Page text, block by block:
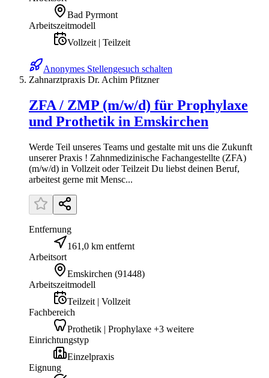
Bad Pyrmont
Arbeitszeitmodell
Vollzeit | Teilzeit
Anonymes Stellengesuch schalten
Zahnarztpraxis Dr. Achim Pfitzner
ZFA / ZMP (m/w/d) für Prophylaxe
und Prothetik in Emskirchen
Werde Teil unseres Teams und gestalte mit uns die Zukunft
unserer Praxis ! Zahnmedizinische Fachangestellte (ZFA)
(m/w/d) in Vollzeit oder Teilzeit Du liebst deinen Beruf,
arbeitest gerne mit Mensc...
Entfernung
161,0 km entfernt
Arbeitsort
Emskirchen (91448)
Arbeitszeitmodell
Teilzeit | Vollzeit
Fachbereich
Prothetik | Prophylaxe +3 weitere
Einrichtungstyp
Einzelpraxis
Eignung